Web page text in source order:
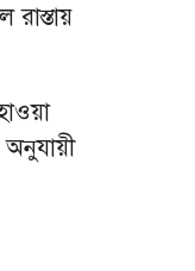
অনুযায়ী